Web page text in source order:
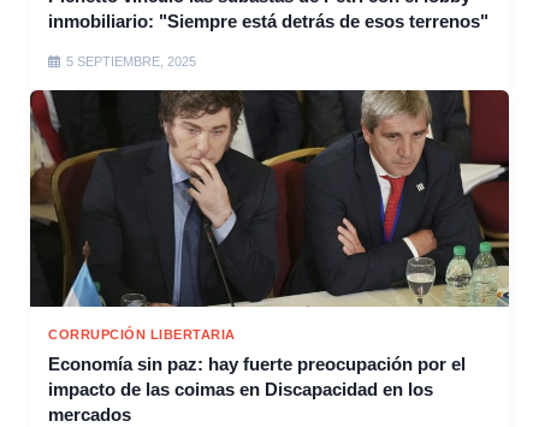
inmobiliario: "Siempre está detrás de esos terrenos"
5 SEPTIEMBRE, 2025
CORRUPCIÓN LIBERTARIA
Economía sin paz: hay fuerte preocupación por el
impacto de las coimas en Discapacidad en los
mercados